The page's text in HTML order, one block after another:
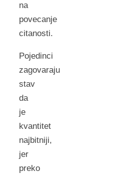
na
povecanje
citanosti.
Pojedinci
zagovaraju
stav
da
je
kvantitet
najbitniji,
jer
preko